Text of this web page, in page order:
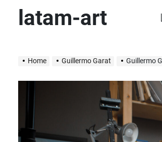
latam-art
Home Guillermo Garat Guillermo